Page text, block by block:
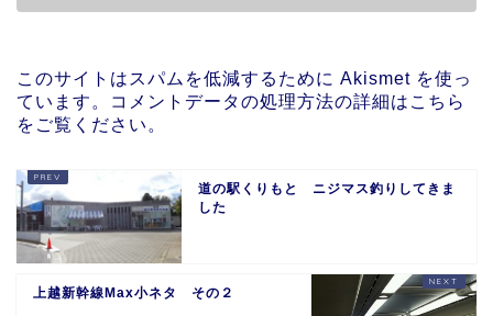
このサイトはスパムを低減するために Akismet を使っ
ています。
コメントデータの処理方法の詳細はこちら
をご覧ください 。
道の駅くりもと ニジマス釣りしてきま
した
上越新幹線Max小ネタ その２